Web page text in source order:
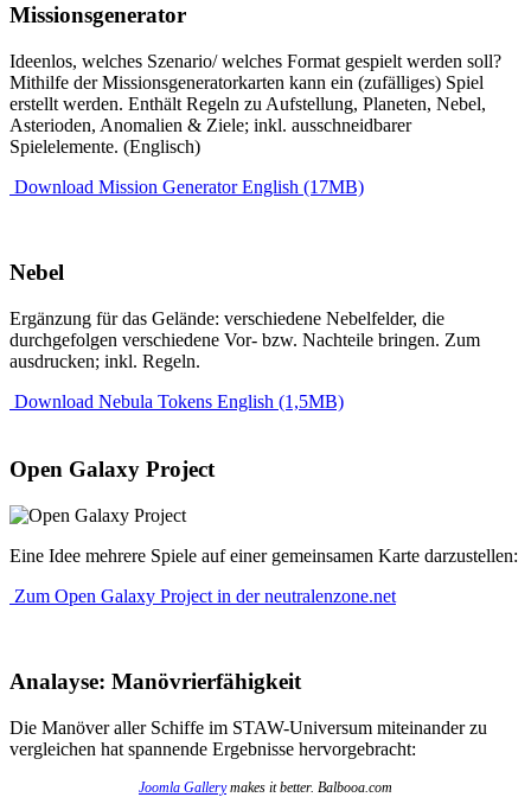
Missionsgenerator
Ideenlos, welches Szenario/ welches Format gespielt werden soll?
Mithilfe der Missionsgeneratorkarten kann ein (zufälliges) Spiel
erstellt werden. Enthält Regeln zu Aufstellung, Planeten, Nebel,
Asterioden, Anomalien & Ziele; inkl. ausschneidbarer
Spielelemente. (Englisch)
Download Mission Generator English (17MB)
Nebel
Ergänzung für das Gelände: verschiedene Nebelfelder, die
durchgefolgen verschiedene Vor- bzw. Nachteile bringen. Zum
ausdrucken; inkl. Regeln.
Download Nebula Tokens English (1,5MB)
Open Galaxy Project
Eine Idee mehrere Spiele auf einer gemeinsamen Karte darzustellen:
Zum Open Galaxy Project in der neutralenzone.net
Analayse: Manövrierfähigkeit
Die Manöver aller Schiffe im STAW-Universum miteinander zu
vergleichen hat spannende Ergebnisse hervorgebracht:
Joomla Gallerymakes it better. Balbooa.com